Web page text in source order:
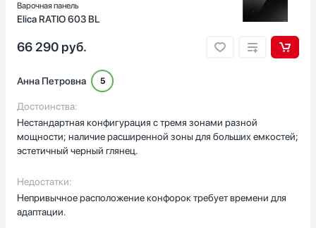
Варочная панель
Elica RATIO 603 BL
66 290 руб.
Анна Петровна 5
Достоинства:
Нестандартная конфигурация с тремя зонами разной
мощности; наличие расширенной зоны для больших емкостей;
эстетичный черный глянец.
Недостатки:
Непривычное расположение конфорок требует времени для
адаптации.